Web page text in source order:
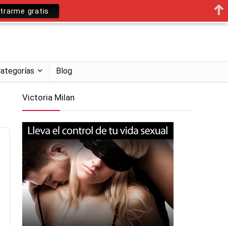
Blog
Victoria Milan
gratis